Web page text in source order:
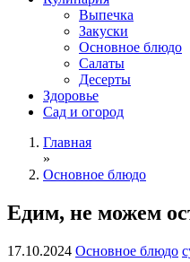
Выпечка
Закуски
Основное блюдо
Салаты
Десерты
Здоровье
Сад и огород
Главная
»
Основное блюдо
Едим, не можем
17.10.2024 Основное блюдо